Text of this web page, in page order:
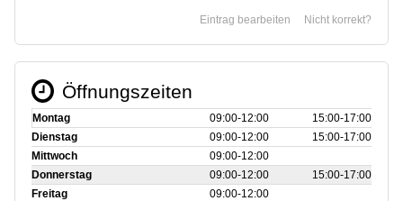
Nicht korrekt?
Eintrag bearbeiten
Öffnungszeiten
Montag 09:00‑12:00
15:00‑17:00
Dienstag
09:00‑12:00
15:00‑17:00
Mittwoch
09:00‑12:00
Donnerstag
09:00‑12:00
15:00‑17:00
Freitag
09:00‑12:00